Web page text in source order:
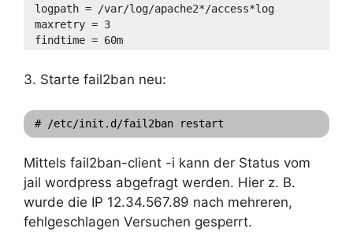
logpath = /var/log/apache2*/access*log
maxretry = 3
findtime = 60m
3. Starte fail2ban neu:
# /etc/init.d/fail2ban restart
Mittels fail2ban-client -i kann der Status vom
jail wordpress abgefragt werden. Hier z. B.
wurde die IP 12.34.567.89 nach mehreren,
fehlgeschlagen Versuchen gesperrt.